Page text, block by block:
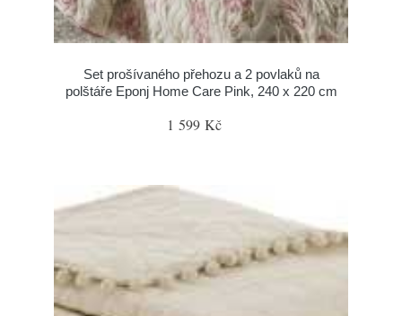
Set prošívaného přehozu a 2 povlaků na
polštáře Eponj Home Care Pink, 240 x 220 cm
1 599 Kč